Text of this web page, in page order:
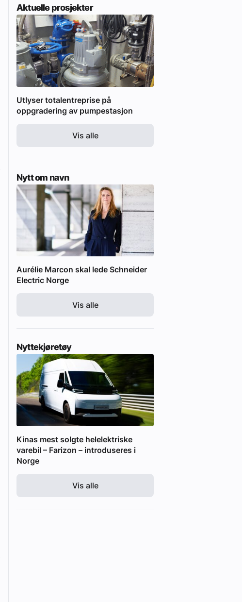
Aktuelle prosjekter
Utlyser totalentreprise på
oppgradering av pumpestasjon
Vis alle
Nytt om navn
Aurélie Marcon skal lede Schneider
Electric Norge
Vis alle
Nyttekjøretøy
Kinas mest solgte helelektriske
varebil – Farizon – introduseres i
Norge
Vis alle